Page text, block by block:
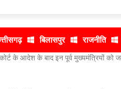
बिलासपुर राजनीति
के आदेश के बाद इन पूर्व मुख्यमंत्रियों को